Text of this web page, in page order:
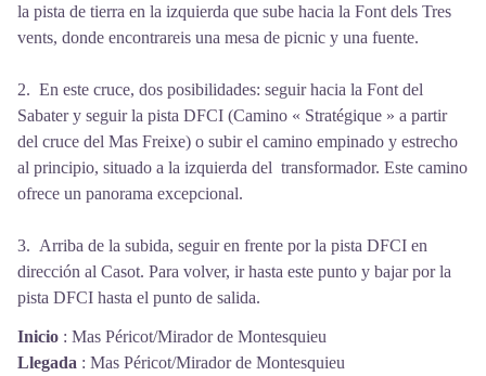
la pista de tierra en la izquierda que sube hacia la Font dels Tres
vents, donde encontrareis una mesa de picnic y una fuente.
2. En este cruce, dos posibilidades: seguir hacia la Font del
Sabater y seguir la pista DFCI (Camino « Stratégique » a partir
del cruce del Mas Freixe) o subir el camino empinado y estrecho
al principio, situado a la izquierda del transformador. Este camino
ofrece un panorama excepcional.
3. Arriba de la subida, seguir en frente por la pista DFCI en
dirección al Casot. Para volver, ir hasta este punto y bajar por la
pista DFCI hasta el punto de salida.
Inicio : Mas Péricot/Mirador de Montesquieu
Llegada : Mas Péricot/Mirador de Montesquieu